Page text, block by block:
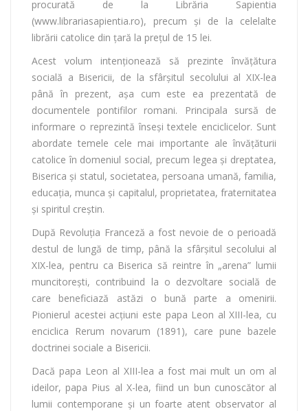
procurată de la Librăria Sapientia
(www.librariasapientia.ro), precum și de la celelalte
librării catolice din țară la prețul de 15 lei.
Acest volum intenționează să prezinte învățătura
socială a Bisericii, de la sfârșitul secolului al XIX-lea
până în prezent, așa cum este ea prezentată de
documentele pontifilor romani. Principala sursă de
informare o reprezintă înseși textele enciclicelor. Sunt
abordate temele cele mai importante ale învățăturii
catolice în domeniul social, precum legea și dreptatea,
Biserica și statul, societatea, persoana umană, familia,
educația, munca și capitalul, proprietatea, fraternitatea
și spiritul creștin.
După Revoluția Franceză a fost nevoie de o perioadă
destul de lungă de timp, până la sfârșitul secolului al
XIX-lea, pentru ca Biserica să reintre în „arena” lumii
muncitorești, contribuind la o dezvoltare socială de
care beneficiază astăzi o bună parte a omenirii.
Pionierul acestei acțiuni este papa Leon al XIII-lea, cu
enciclica Rerum novarum (1891), care pune bazele
doctrinei sociale a Bisericii.
Dacă papa Leon al XIII-lea a fost mai mult un om al
ideilor, papa Pius al X-lea, fiind un bun cunoscător al
lumii contemporane și un foarte atent observator al